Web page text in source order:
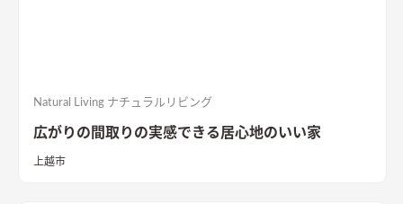
Natural Living ナチュラルリビング
広がりの間取りの実感できる居心地のいい家
上越市